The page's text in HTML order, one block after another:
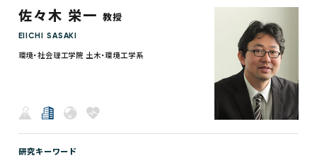
佐々木 栄一 教授
EIICHI SASAKI
環境・社会理工学院 土木・環境工学系
研究キーワード